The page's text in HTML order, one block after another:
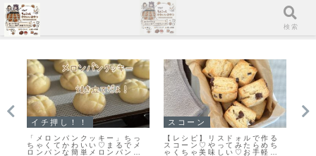
イチ押し！！
「メロンパンクッキー」ちっ
ちゃくてかわいい♡まるでメ
ロンパンな簡単メロンパンク
スコーン
【レシピ】リスドォルで作る
スコーン♡やってみたらめち
ゃくちゃ美味しい♡お手軽ス
メニュー 検索